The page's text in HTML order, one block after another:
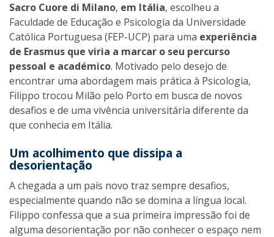
Sacro Cuore di Milano, em Itália, escolheu a
Faculdade de Educação e Psicologia da Universidade
Católica Portuguesa (FEP-UCP) para uma experiência
de Erasmus que viria a marcar o seu percurso
pessoal e académico. Motivado pelo desejo de
encontrar uma abordagem mais prática à Psicologia,
Filippo trocou Milão pelo Porto em busca de novos
desafios e de uma vivência universitária diferente da
que conhecia em Itália.
Um acolhimento que dissipa a
desorientação
A chegada a um país novo traz sempre desafios,
especialmente quando não se domina a língua local.
Filippo confessa que a sua primeira impressão foi de
alguma desorientação por não conhecer o espaço nem